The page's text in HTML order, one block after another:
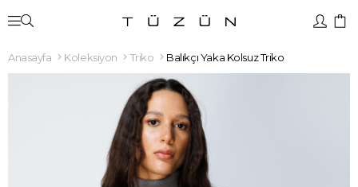
Anasayfa Koleksiyon Triko Balıkçı Yaka Kolsuz Triko